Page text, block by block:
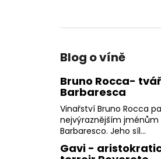
Blog o víně
Bruno Rocca-
Barbaresca
Vinařství Bruno Rocca
nejvýraznějším jménům
Barbaresco. Jeho síl...
Gavi -